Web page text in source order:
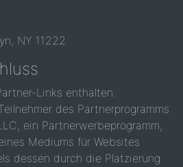
NY 11222
Links enthalten.
des Partnerprogramms
ein Partnerwerbeprogramm,
Mediums für Websites
dessen durch die Platzierung